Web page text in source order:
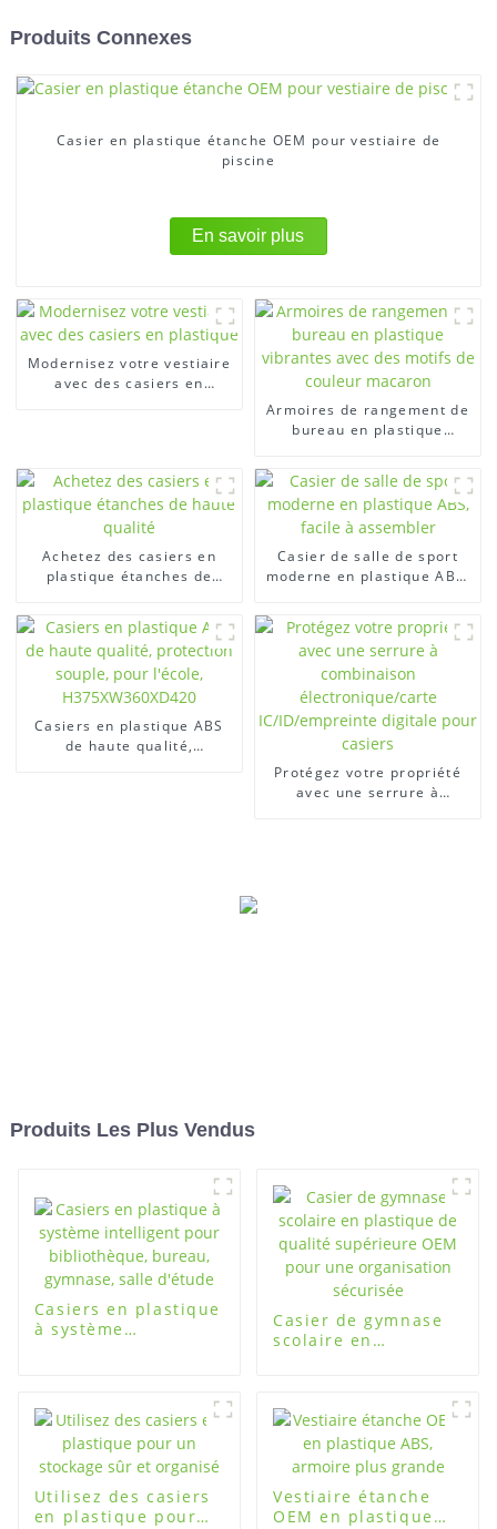
Produits Connexes
Casier en plastique étanche OEM pour vestiaire de
piscine
En savoir plus
Modernisez votre vestiaire
avec des casiers en
Armoires de rangement de
bureau en plastique
Achetez des casiers en
plastique étanches de
Casier de salle de sport
moderne en plastique ABS,
Casiers en plastique ABS
de haute qualité,
Protégez votre propriété
avec une serrure à
Produits Les Plus Vendus
Casiers en plastique
à système
salle d'étude
Casier de gymnase
scolaire en
organisation
sécurisée
Utilisez des casiers
en plastique pour
Vestiaire étanche
OEM en plastique